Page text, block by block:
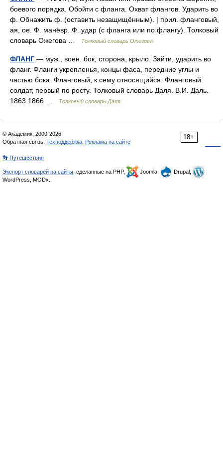
боевого порядка. Обойти с фланга. Охват флангов. Ударить во
ф. Обнажить ф. (оставить незащищённым). | прил. фланговый,
ая, ое. Ф. манёвр. Ф. удар (с фланга или по флангу). Толковый
словарь Ожегова …
Толковый словарь Ожегова
ФЛАНГ — муж., воен. бок, сторона, крыло. Зайти, ударить во
фланг. Фланги укрепленья, концы фаса, передние углы и
частью бока. Фланговый, к сему относящийся. Фланговый
солдат, первый по росту. Толковый словарь Даля. В.И. Даль.
1863 1866 …
Толковый словарь Даля
18+
© Академик, 2000-2026
Обратная связь: Техподдержка Реклама на сайте
👣 Путешествия
Экспорт словарей на сайты , сделанные на PHP, Joomla,
Drupal,
WordPress, MODx.